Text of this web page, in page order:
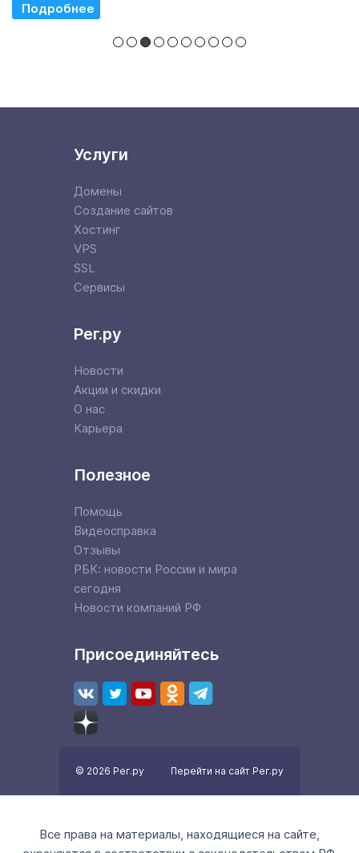
Read More
Услуги
Домены
Создание сайтов
Хостинг
VPS
SSL
Сервисы
Рег.ру
Новости
Акции и скидки
О нас
Карьера
Полезное
Помощь
Видеосправка
Отзывы
РБК: новости России и мира
сегодня
Новости компаний РФ
Присоединяйтесь
© 2026 Рег.ру Перейти на сайт Рег.ру
Все права на материалы, находящиеся на сайте,